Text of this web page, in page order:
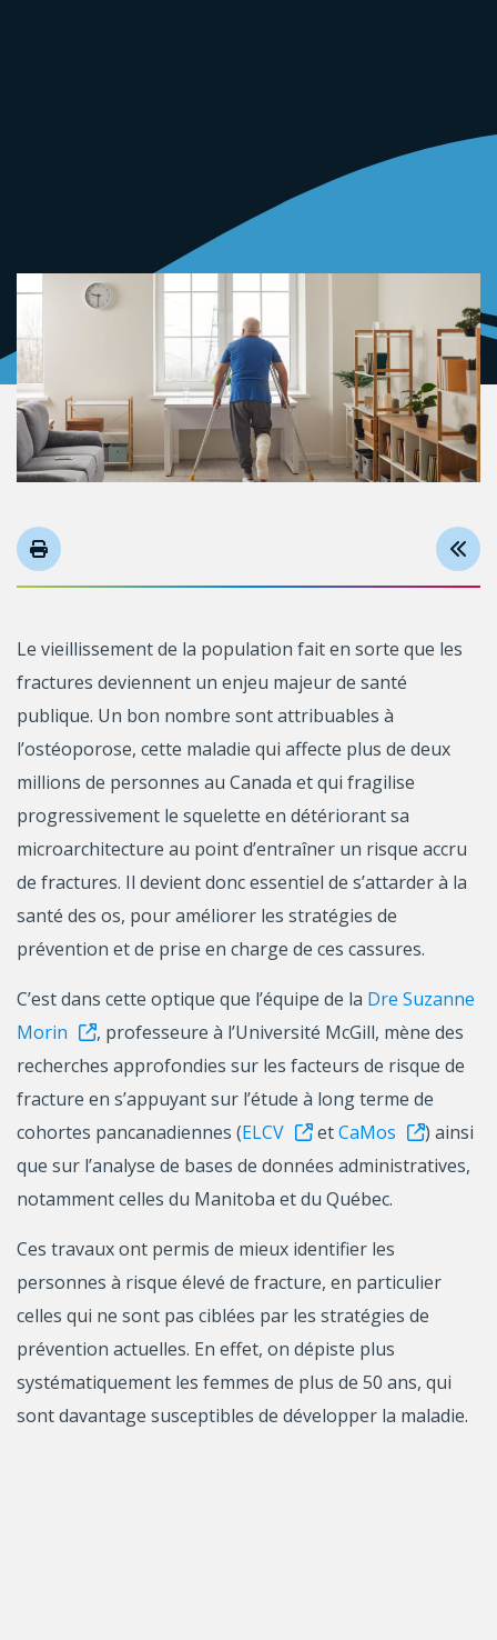
Le vieillissement de la population fait en sorte que les
fractures deviennent un enjeu majeur de santé
publique. Un bon nombre sont attribuables à
l’ostéoporose, cette maladie qui affecte plus de deux
millions de personnes au Canada et qui fragilise
progressivement le squelette en détériorant sa
microarchitecture au point d’entraîner un risque accru
de fractures. Il devient donc essentiel de s’attarder à la
santé des os, pour améliorer les stratégies de
prévention et de prise en charge de ces cassures.
C’est dans cette optique que l’équipe de la Dre Suzanne
Morin
, professeure à l’Université McGill, mène des
recherches approfondies sur les facteurs de risque de
fracture en s’appuyant sur l’étude à long terme de
cohortes pancanadiennes (ELCV etCaMos
) ainsi
que sur l’analyse de bases de données administratives,
notamment celles du Manitoba et du Québec.
Ces travaux ont permis de mieux identifier les
personnes à risque élevé de fracture, en particulier
celles qui ne sont pas ciblées par les stratégies de
prévention actuelles. En effet, on dépiste plus
systématiquement les femmes de plus de 50 ans, qui
sont davantage susceptibles de développer la maladie.